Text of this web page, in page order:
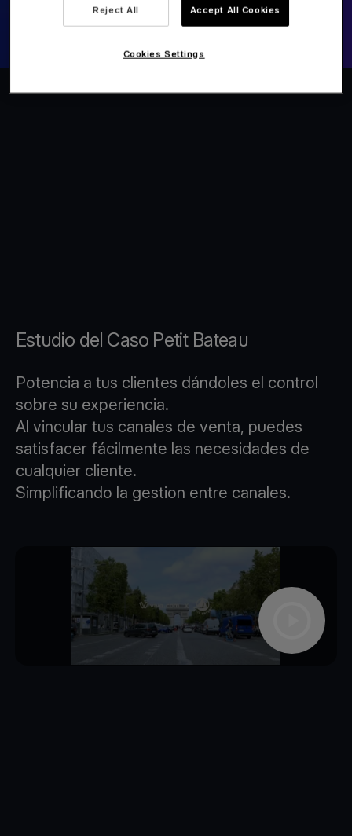
Estudio del Caso Petit Bateau
Potencia a tus clientes dándoles el control
sobre su experiencia.
Al vincular tus canales de venta, puedes
satisfacer fácilmente las necesidades de
cualquier cliente.
Simplificando la gestion entre canales.
Reject All Accept All Cookies
Cookies Settings